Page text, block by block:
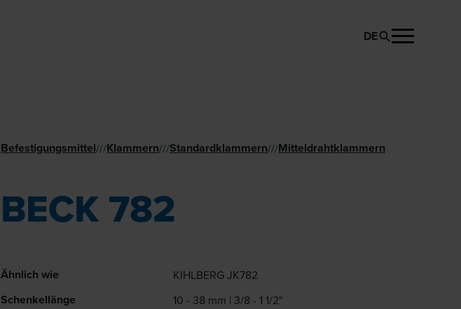
DE
Befestigungsmittel///Klammern///Standard­klammern///Mitteldrahtklammern
BECK 782
Ähnlich wie KIHLBERG JK782
Schenkellänge 10 - 38 mm | 3/8 - 1 1/2"